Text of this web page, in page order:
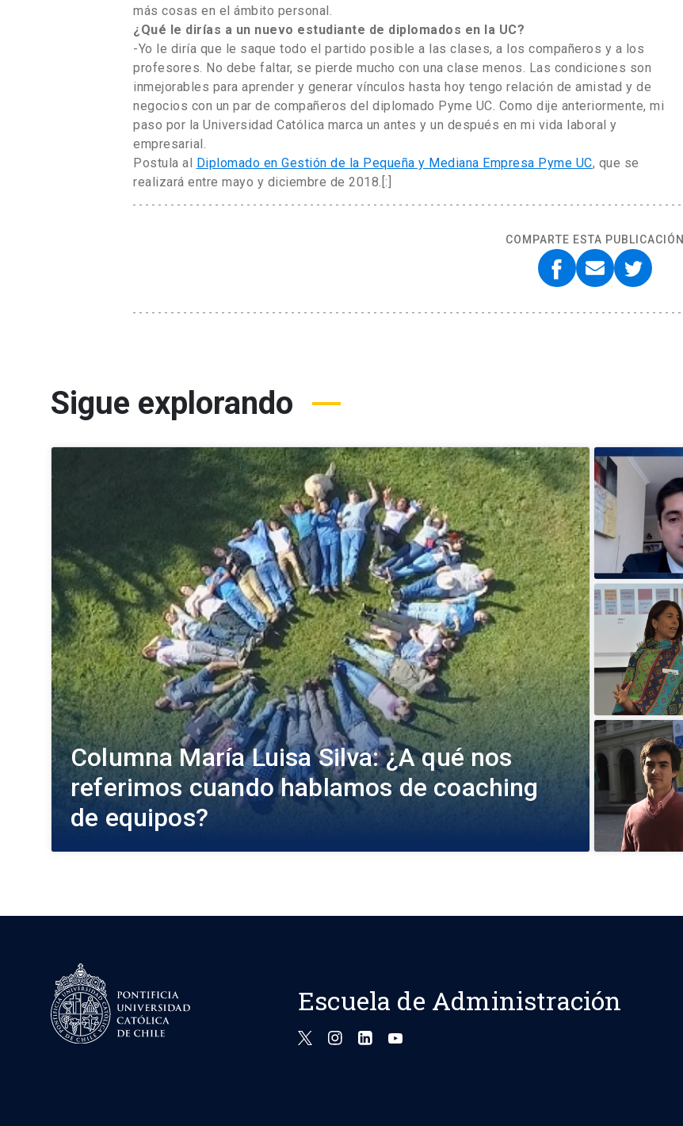
más cosas en el ámbito personal.
¿Qué le dirías a un nuevo estudiante de diplomados en la UC?
-Yo le diría que le saque todo el partido posible a las clases, a los compañeros y a los
profesores. No debe faltar, se pierde mucho con una clase menos. Las condiciones son
inmejorables para aprender y generar vínculos hasta hoy tengo relación de amistad y de
negocios con un par de compañeros del diplomado Pyme UC. Como dije anteriormente, mi
paso por la Universidad Católica marca un antes y un después en mi vida laboral y
empresarial.
Postula al Diplomado en Gestión de la Pequeña y Mediana Empresa Pyme UC, que se
realizará entre mayo y diciembre de 2018.[:]
COMPARTE ESTA PUBLICACIÓN
Sigue explorando
Columna María Luisa Silva: ¿A qué nos
referimos cuando hablamos de coaching
de equipos?
Escuela de Administración